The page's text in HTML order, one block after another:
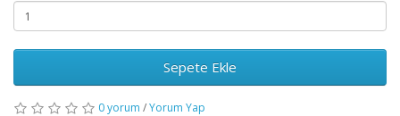
Sepete Ekle
0 yorum /Yorum Yap